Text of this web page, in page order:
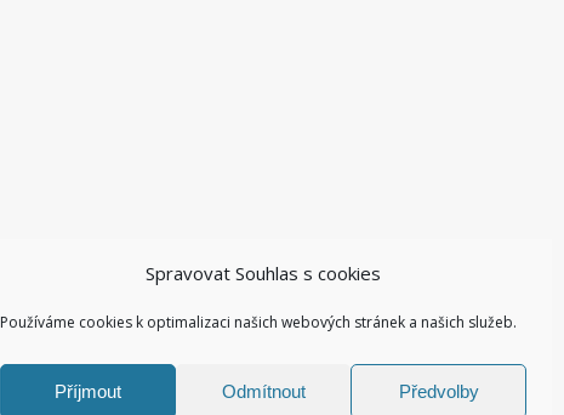
Spravovat Souhlas s cookies
Používáme cookies k optimalizaci našich webových stránek a našich služeb.
Příjmout Odmítnout Předvolby